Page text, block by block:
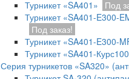
Турникет «SA401»
Под
Турникет «SA401-E300-
Под заказ!
Турникет «SA401-E300-
Турникет «SA401-
Серия турникетов «SA320»